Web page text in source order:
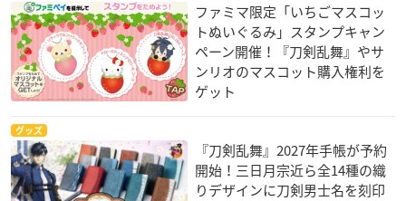
ファミマ限定「いちごマスコッ
トぬいぐるみ」スタンプキャン
ペーン開催！『刀剣乱舞』やサ
ンリオのマスコット購入権利を
ゲット
グッズ
『刀剣乱舞』2027年手帳が予約
開始！三日月宗近ら全14種の織
りデザインに刀剣男士名を刻印